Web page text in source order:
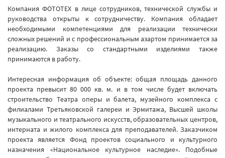
Компания ФОТОТЕХ в лице сотрудников, технической службы и
руководства открыты к сотрудничеству. Компания обладает
необходимыми компетенциями для реализации технически
сложных решений и с профессиональным азартом принимается за
реализацию. Заказы со стандартными изделиями также
принимаются в работу.
Интересная информация об объекте: общая площадь данного
проекта превысит 80 000 кв. м. и в том числе будет включать
строительство Театра оперы и балета, музейного комплекса с
филиалами Третьяковской галереи и Эрмитажа, Высшей школы
музыкального и театрального искусств, образовательных центров,
интерната и жилого комплекса для преподавателей. Заказчиком
проекта является Фонд проектов социального и культурного
назначения «Национальное культурное наследие». Подобные